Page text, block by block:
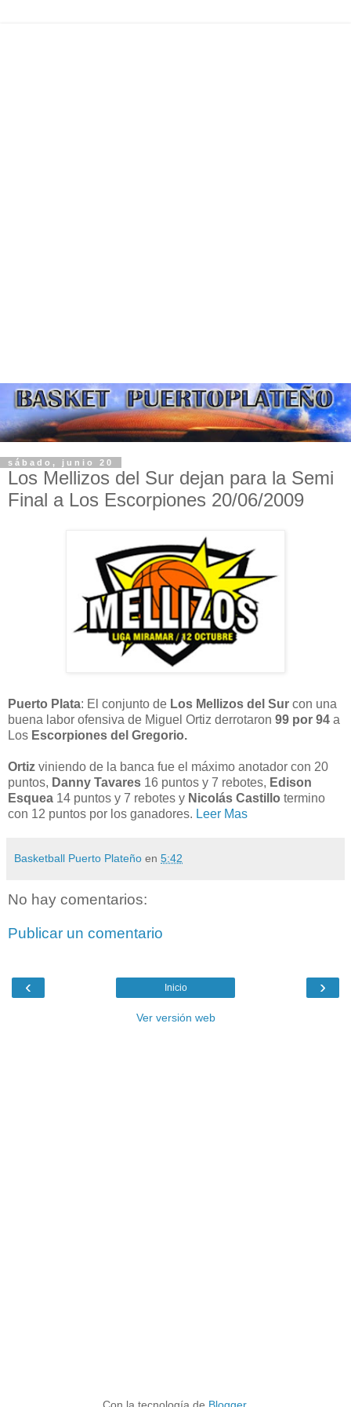
sábado, junio 20
Los Mellizos del Sur dejan para la Semi
Final a Los Escorpiones 20/06/2009
Puerto Plata: El conjunto de Los Mellizos del Sur con una
buena labor ofensiva de Miguel Ortiz derrotaron 99 por 94 a
Los Escorpiones del Gregorio.
Ortiz viniendo de la banca fue el máximo anotador con 20
puntos, Danny Tavares 16 puntos y 7 rebotes, Edison
Esquea 14 puntos y 7 rebotes y Nicolás Castillo termino
con 12 puntos por los ganadores. Leer Mas
Basketball Puerto Plateño en 5:42
No hay comentarios:
Publicar un comentario
‹ ›
Inicio
Ver versión web
Con la tecnología de Blogger.